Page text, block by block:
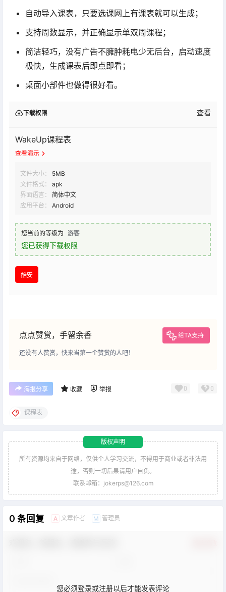
自动导入课表，只要选课网上有课表就可以生成；
支持周数显示，并正确显示单双周课程；
简洁轻巧，没有广告不臃肿耗电少无后台，启动速度
极快，生成课表后即点即看；
桌面小部件也做得很好看。
下载权限 查看
WakeUp课程表
查看演示
文件大小：
5MB
文件格式：
apk
界面语言：
简体中文
应用平台：
Android
您当前的等级为 游客
您已获得下载权限
酷安
点点赞赏，手留余香 给TA支持
还没有人赞赏，快来当第一个赞赏的人吧！
海报分享 收藏 举报 0 0
课程表
版权声明
所有资源均来自于网络，仅供个人学习交流，不得用于商业或者非法用
途，否则一切后果请用户自负。
联系邮箱：jokerps@126.com
0 条回复 A 文章作者 M 管理员
您必须登录或注册以后才能发表评论